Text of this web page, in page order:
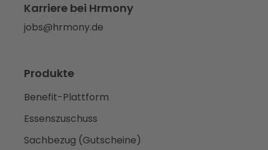
Karriere bei Hrmony
jobs@hrmony.de
Produkte
Benefit-Plattform
Essenszuschuss
Sachbezug (Gutscheine)